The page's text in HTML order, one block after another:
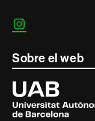
Instagram
Sobre el web
Universitat
Autònoma
de
Barcelona